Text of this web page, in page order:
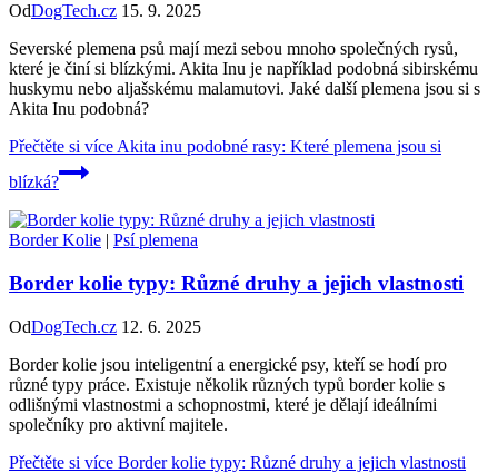
OdDogTech.cz 15. 9. 2025
Severské plemena psů mají mezi sebou mnoho společných rysů,
které je činí si blízkými. Akita Inu je například podobná sibirskému
huskymu nebo aljašskému malamutovi. Jaké další plemena jsou si s
Akita Inu podobná?
Přečtěte si více Akita inu podobné rasy: Které plemena jsou si
blízká?
Border Kolie | Psí plemena
Border kolie typy: Různé druhy a jejich vlastnosti
OdDogTech.cz 12. 6. 2025
Border kolie jsou inteligentní a energické psy, kteří se hodí pro
různé typy práce. Existuje několik různých typů border kolie s
odlišnými vlastnostmi a schopnostmi, které je dělají ideálními
společníky pro aktivní majitele.
Přečtěte si více Border kolie typy: Různé druhy a jejich vlastnosti